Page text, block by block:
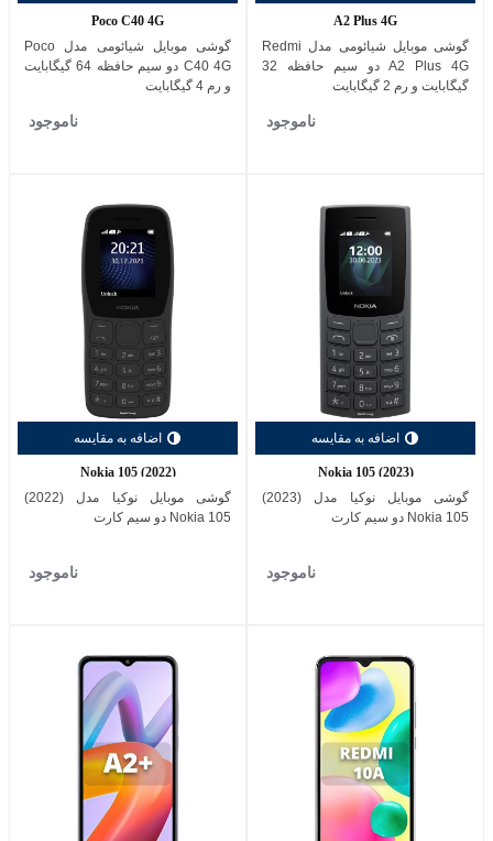
A2 Plus 4G
گوشی موبایل شیائومی مدل Redmi
A2 Plus 4G دو سیم حافظه 32
گیگابایت و رم 2 گیگابایت
ناموجود
Poco C40 4G
گوشی موبایل شیائومی مدل Poco
C40 4G دو سیم حافظه 64 گیگابایت
و رم 4 گیگابایت
ناموجود
اضافه به مقایسه
Nokia 105 (2023)
گوشی موبایل نوکیا مدل (2023)
Nokia 105 دو سیم کارت
ناموجود
اضافه به مقایسه
Nokia 105 (2022)
گوشی موبایل نوکیا مدل (2022)
Nokia 105 دو سیم کارت
ناموجود